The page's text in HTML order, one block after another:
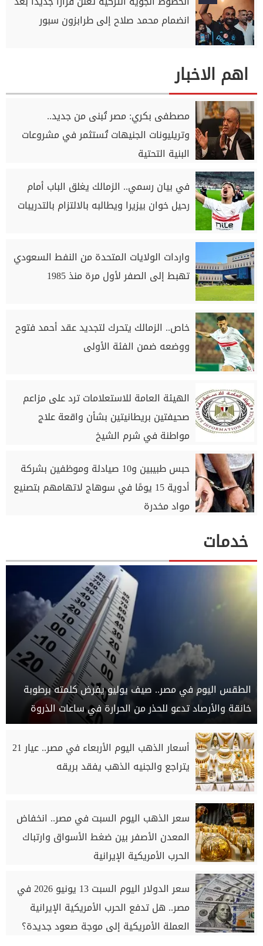
انضمام محمد صلاح إلى طرابزون سبور
اهم الاخبار
مصطفى بكري: مصر تُبنى من جديد..
وتريليونات الجنيهات تُستثمر في مشروعات
البنية التحتية
في بيان رسمي.. الزمالك يغلق الباب أمام
رحيل خوان بيزيرا ويطالبه بالالتزام بالتدريبات
واردات الولايات المتحدة من النفط السعودي
تهبط إلى الصفر لأول مرة منذ 1985
خاص.. الزمالك يتحرك لتجديد عقد أحمد فتوح
ووضعه ضمن الفئة الأولى
الهيئة العامة للاستعلامات ترد على مزاعم
صحيفتين بريطانيتين بشأن واقعة علاج
مواطنة في شرم الشيخ
حبس طبيبين و10 صيادلة وموظفين بشركة
أدوية 15 يومًا في سوهاج لاتهامهم بتصنيع
مواد مخدرة
خدمات
الطقس اليوم في مصر.. صيف يوليو يفرض كلمته برطوبة
خانقة والأرصاد تدعو للحذر من الحرارة في ساعات الذروة
أسعار الذهب اليوم الأربعاء في مصر.. عيار 21
يتراجع والجنيه الذهب يفقد بريقه
سعر الذهب اليوم السبت في مصر.. انخفاض
المعدن الأصفر بين ضغط الأسواق وارتباك
الحرب الأمريكية الإيرانية
سعر الدولار اليوم السبت 13 يونيو 2026 في
مصر.. هل تدفع الحرب الأمريكية الإيرانية
العملة الأمريكية إلى موجة صعود جديدة؟